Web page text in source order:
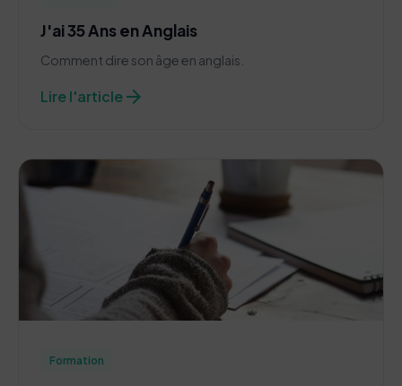
J'ai 35 Ans en Anglais
Comment dire son âge en anglais.
Lire l'articlearrow_forward
Formation